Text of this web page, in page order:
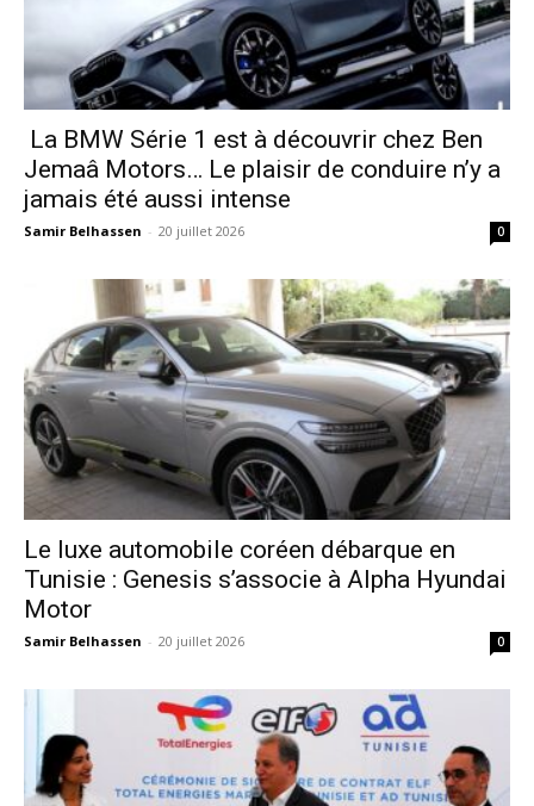
La BMW Série 1 est à découvrir chez Ben
Jemaâ Motors… Le plaisir de conduire n’y a
jamais été aussi intense
Samir Belhassen - 20 juillet 2026 0
Le luxe automobile coréen débarque en
Tunisie : Genesis s’associe à Alpha Hyundai
Motor
Samir Belhassen - 20 juillet 2026 0